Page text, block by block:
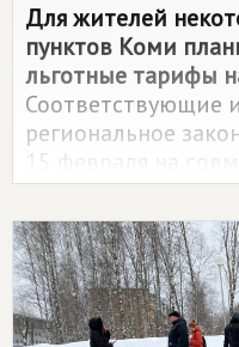
Для жителей
пунктов Коми
льготные тарифы
Соответствующие
региональное
15 февраля на
Комитета
налогам и
Постоянной
жилищно-